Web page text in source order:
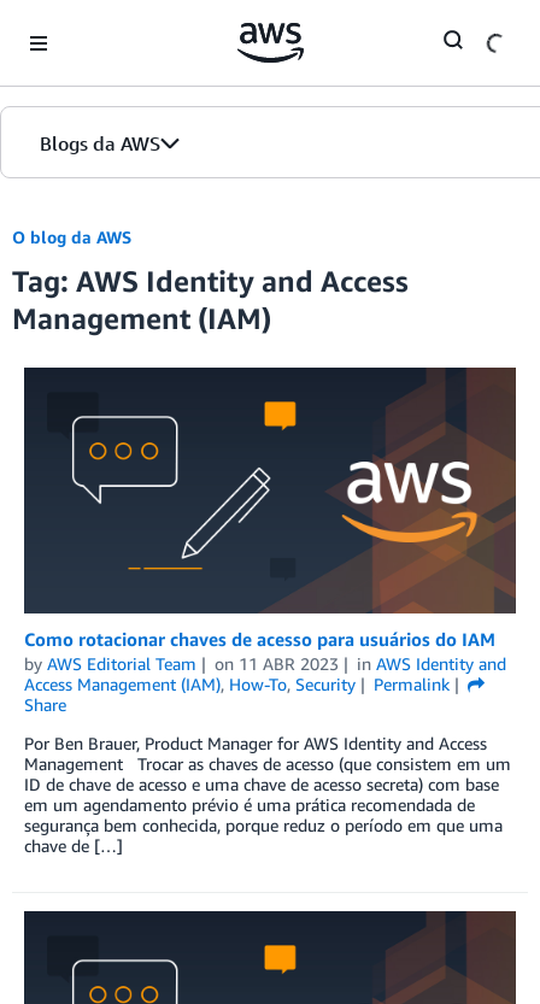
Blogs da AWS
Página inicial
Edições
O blog da AWS
Tag: AWS Identity and Access
Management (IAM)
Como rotacionar chaves de acesso para usuários do IAM
by AWS Editorial Team on 11 ABR 2023 in AWS Identity and
Access Management (IAM), How-To, Security
Permalink
Share
Por Ben Brauer, Product Manager for AWS Identity and Access
Management Trocar as chaves de acesso (que consistem em um
ID de chave de acesso e uma chave de acesso secreta) com base
em um agendamento prévio é uma prática recomendada de
segurança bem conhecida, porque reduz o período em que uma
chave de […]